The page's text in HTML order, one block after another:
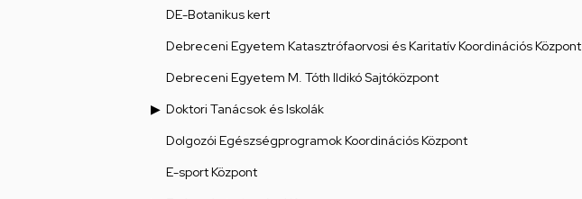
DE-Botanikus kert
Debreceni Egyetem Katasztrófaorvosi és Karitatív Koordinációs Központ
Debreceni Egyetem M. Tóth Ildikó Sajtóközpont
Doktori Tanácsok és Iskolák
Dolgozói Egészségprogramok Koordinációs Központ
E-sport Központ